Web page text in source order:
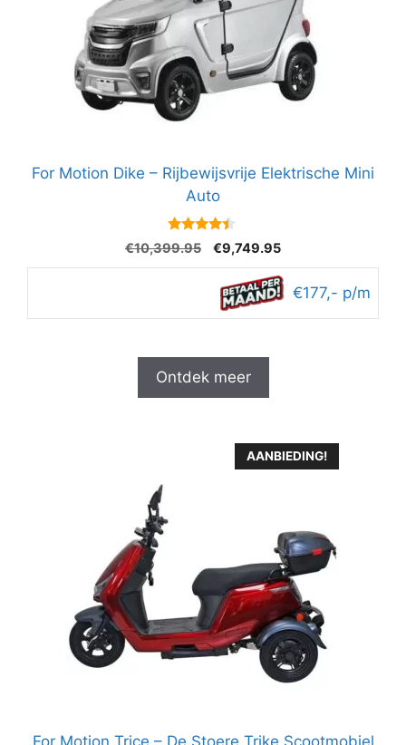
For Motion Dike – Rijbewijsvrije Elektrische Mini
Auto
4.3
van 5
€10,399.95
Oorspronkelijke
prijs
was:
€10,399.95.
€9,749.95Huidige
prijs
is:
€9,749.95.
€177,- p/m
Ontdek meer
AANBIEDING!